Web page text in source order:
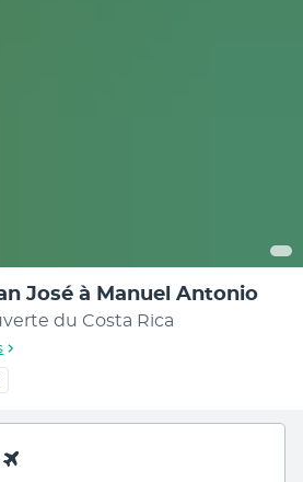
José à Manuel Antonio
du Costa Rica